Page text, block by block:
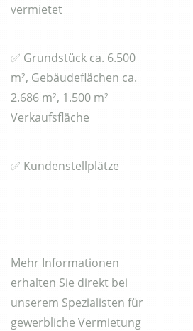
vermietet
✅ Grundstück ca. 6.500
m², Gebäudeflächen ca.
2.686 m², 1.500 m²
Verkaufsfläche
✅ Kundenstellplätze
Mehr Informationen
erhalten Sie direkt bei
unserem Spezialisten für
gewerbliche Vermietung